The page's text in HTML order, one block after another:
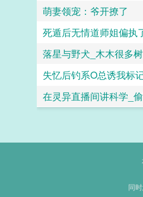
萌妻领宠：爷开撩了
死遁后无情道师姐偏执
落星与野犬_木木很多树
失忆后钓系O总诱我标
在灵异直播间讲科学_
同